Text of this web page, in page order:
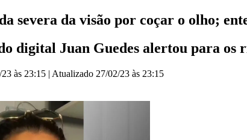
severa da visão por coçar o olho;
digital Juan Guedes alertou para os
às 23:15 | Atualizado 27/02/23 às 23:15